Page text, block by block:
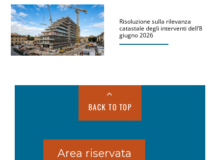
Risoluzione sulla rilevanza
catastale degli interventi dell’8
giugno 2026
BACK TO TOP
Area riservata